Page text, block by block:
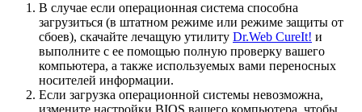
В случае если операционная система способна
загрузиться (в штатном режиме или режиме защиты от
сбоев), скачайте лечащую утилиту Dr.Web CureIt! и
выполните с ее помощью полную проверку вашего
компьютера, а также используемых вами переносных
носителей информации.
Если загрузка операционной системы невозможна,